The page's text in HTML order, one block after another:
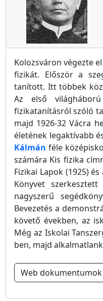
Kolozsváron végezte
fizikát. Először a
tanított. Itt többek
Az első
fizikatanításról szóló
majd 1926-32 Vácra
életének legaktívabb
Kálmán féle
számára Kis fizika
Fizikai Lapok (1925)
Könyvet
nagyszerű
Bevezetés a
követő években, az
Még az Iskolai
ben, majd
Web dokumentumok